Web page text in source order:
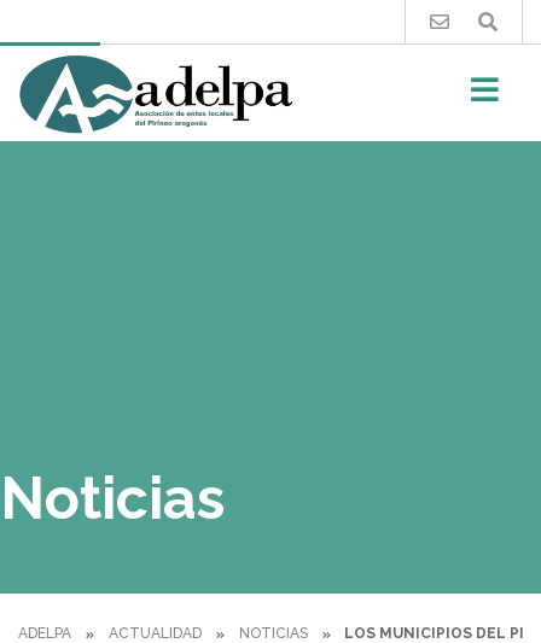
Buscar
Noticias
ADELPA ACTUALIDAD NOTICIAS LOS MUNICIPIOS DEL